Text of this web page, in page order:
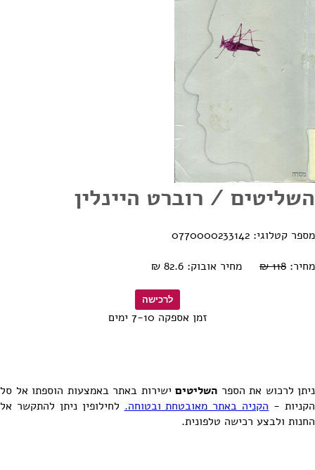
השליטים / רוברט היינלין
מספר קטלוגי: 0770000233142
מחיר: 118 ₪ מחיר אובוק: 82.6 ₪
זמן אספקה 7-10 ימים
ניתן לרכוש את הספר השליטים ישירות באתר באמצעות הוספתו אל סל
הקניות -הקניה באתר מאובטחת ובטוחה.לחילופין ניתן להתקשר אל
החנות ולבצע רכישה טלפונית.